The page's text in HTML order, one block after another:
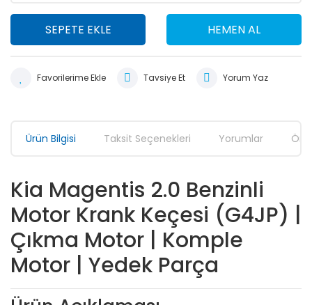
SEPETE EKLE HEMEN AL
Tavsiye Et Yorum Yaz
Ürün Bilgisi Taksit Seçenekleri Yorumlar
Kia Magentis 2.0 Benzinli
Motor Krank Keçesi (G4JP) |
Çıkma Motor | Komple
Motor | Yedek Parça